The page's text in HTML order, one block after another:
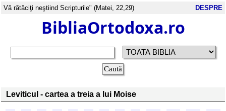
Vă rătăciţi neştiind Scripturile" (Matei, 22,29) DESPRE
BibliaOrtodoxa.ro
Leviticul - cartea a treia a lui Moise